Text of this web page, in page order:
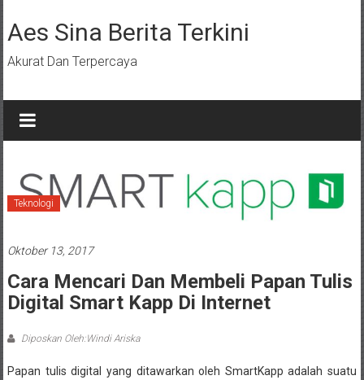
ke
konten
Aes Sina Berita Terkini
Akurat Dan Terpercaya
Teknologi
Oktober 13, 2017
Cara Mencari Dan Membeli Papan Tulis
Digital Smart Kapp Di Internet
Diposkan Oleh:Windi Ariska
Papan tulis digital yang ditawarkan oleh SmartKapp adalah suatu